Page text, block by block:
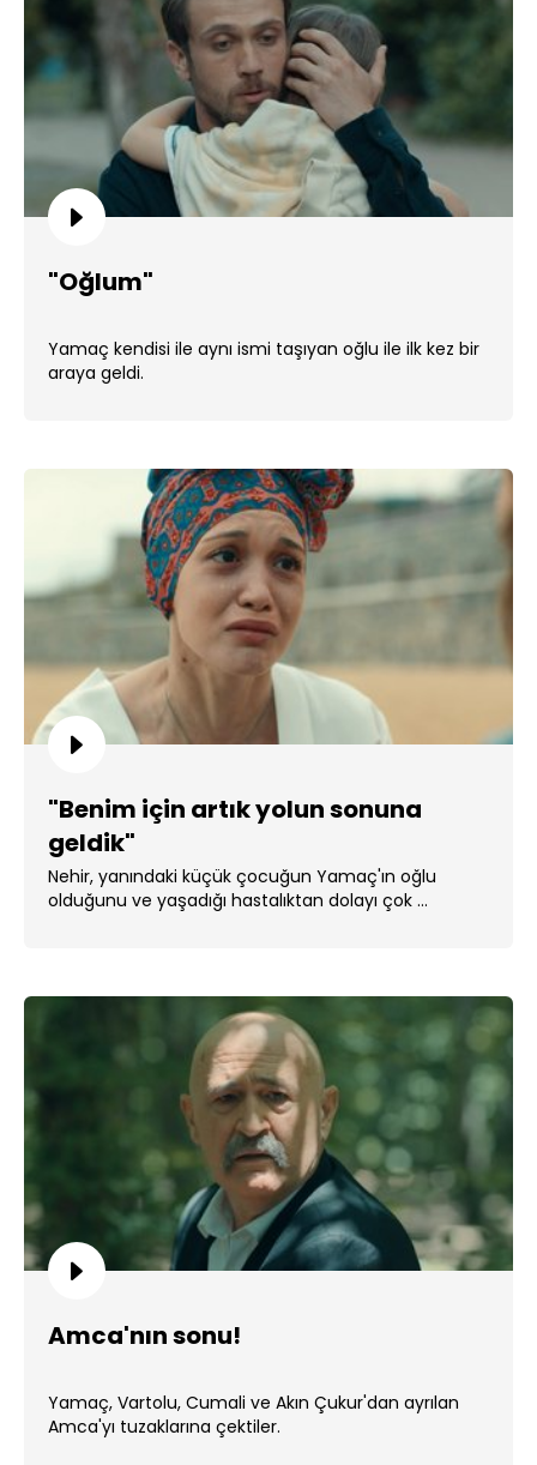
"Oğlum"
Yamaç kendisi ile aynı ismi taşıyan oğlu ile ilk kez bir
araya geldi.
"Benim için artık yolun sonuna
geldik"
Nehir, yanındaki küçük çocuğun Yamaç'ın oğlu
olduğunu ve yaşadığı hastalıktan dolayı çok ...
Amca'nın sonu!
Yamaç, Vartolu, Cumali ve Akın Çukur'dan ayrılan
Amca'yı tuzaklarına çektiler.